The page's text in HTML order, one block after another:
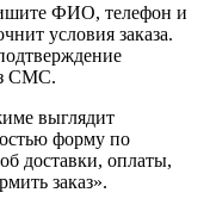
ФИО, телефон и
условия заказа.
СМС.
выглядит
форму по
доставки, оплаты,
заказ».